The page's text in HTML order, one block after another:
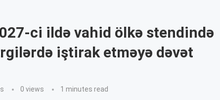
ci ildə vahid ölkə stendində
iştirak etməyə dəvət
0 views 1 minutes read